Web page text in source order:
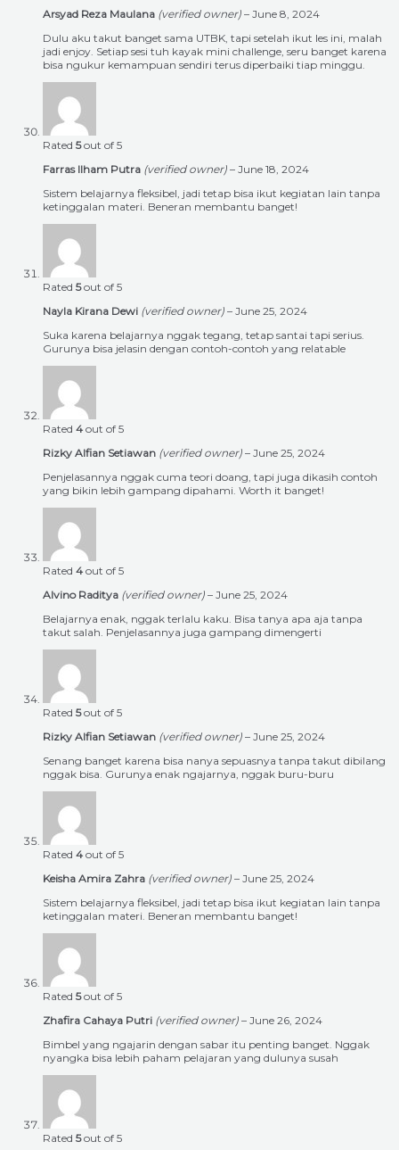
Arsyad Reza Maulana (verified owner) – June 8, 2024
Dulu aku takut banget sama UTBK, tapi setelah ikut les ini, malah
jadi enjoy. Setiap sesi tuh kayak mini challenge, seru banget karena
bisa ngukur kemampuan sendiri terus diperbaiki tiap minggu.
Rated 5out of 5
Farras Ilham Putra (verified owner) – June 18, 2024
Sistem belajarnya fleksibel, jadi tetap bisa ikut kegiatan lain tanpa
ketinggalan materi. Beneran membantu banget!
Rated 5out of 5
Nayla Kirana Dewi (verified owner) – June 25, 2024
Suka karena belajarnya nggak tegang, tetap santai tapi serius.
Gurunya bisa jelasin dengan contoh-contoh yang relatable
Rated 4 out of 5
Rizky Alfian Setiawan (verified owner) – June 25, 2024
Penjelasannya nggak cuma teori doang, tapi juga dikasih contoh
yang bikin lebih gampang dipahami. Worth it banget!
Rated 4 out of 5
Alvino Raditya (verified owner) – June 25, 2024
Belajarnya enak, nggak terlalu kaku. Bisa tanya apa aja tanpa
takut salah. Penjelasannya juga gampang dimengerti
Rated 5out of 5
Rizky Alfian Setiawan (verified owner) – June 25, 2024
Senang banget karena bisa nanya sepuasnya tanpa takut dibilang
nggak bisa. Gurunya enak ngajarnya, nggak buru-buru
Rated 4 out of 5
Keisha Amira Zahra (verified owner) – June 25, 2024
Sistem belajarnya fleksibel, jadi tetap bisa ikut kegiatan lain tanpa
ketinggalan materi. Beneran membantu banget!
Rated 5out of 5
Zhafira Cahaya Putri (verified owner) – June 26, 2024
Bimbel yang ngajarin dengan sabar itu penting banget. Nggak
nyangka bisa lebih paham pelajaran yang dulunya susah
Rated 5out of 5